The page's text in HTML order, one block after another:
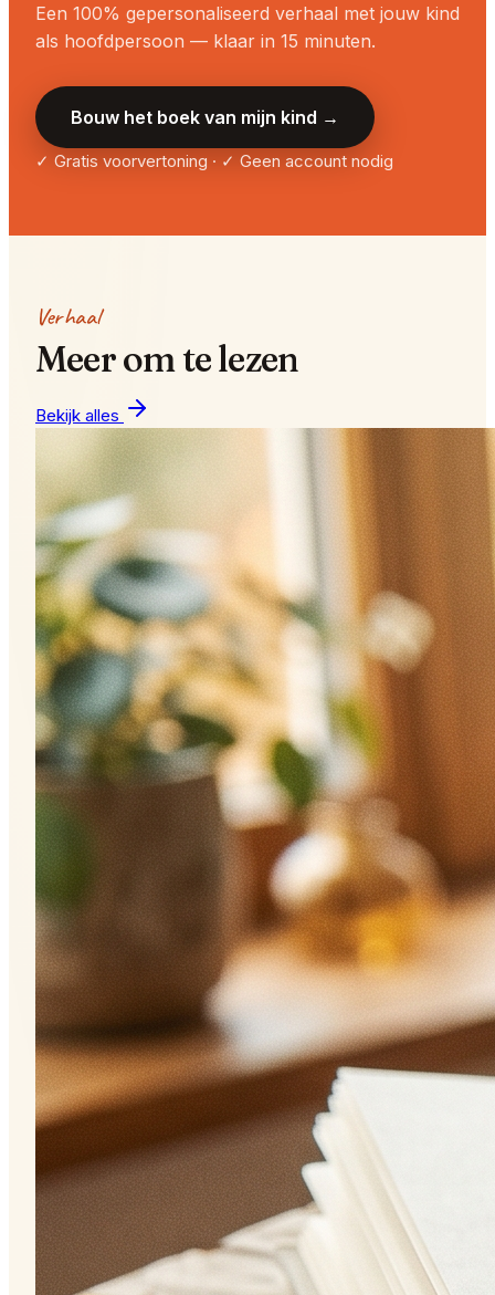
Een 100% gepersonaliseerd verhaal met jouw kind
als hoofdpersoon — klaar in 15 minuten.
Bouw het boek van mijn kind →
✓ Gratis voorvertoning · ✓ Geen account nodig
Verhaal
Meer om te lezen
Bekijk alles